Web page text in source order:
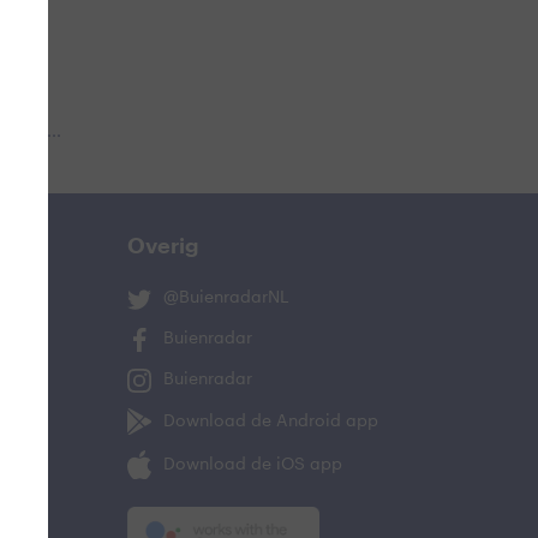
Overig
@BuienradarNL
Buienradar
Buienradar
Download de Android app
Download de iOS app